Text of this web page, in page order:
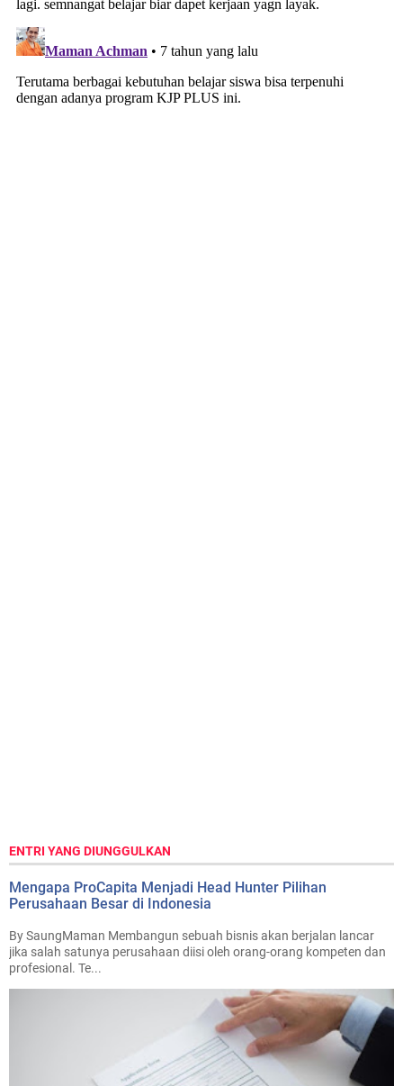
ENTRI YANG DIUNGGULKAN
Mengapa ProCapita Menjadi Head Hunter Pilihan
Perusahaan Besar di Indonesia
By SaungMaman Membangun sebuah bisnis akan berjalan lancar
jika salah satunya perusahaan diisi oleh orang-orang kompeten dan
profesional. Te...